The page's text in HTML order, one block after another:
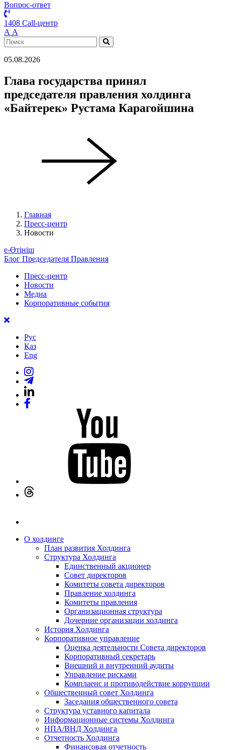
Вопрос-ответ
1408 Call-центр
А А
05.08.2026
Глава государства принял
председателя правления холдинга
«Байтерек» Рустама Карагойшина
Главная
Пресс-центр
Новости
е-Өтініш
Блог Председателя Правления
Пресс-центр
Новости
Медиа
Корпоративные события
Рус
Қаз
Eng
О холдинге
План развития Холдинга
Структура Холдинга
Единственный акционер
Совет директоров
Комитеты совета директоров
Правление холдинга
Комитеты правления
Организационная структура
Дочерние организации холдинга
История Холдинга
Корпоративное управление
Оценка деятельности Совета директоров
Корпоративный секретарь
Внешний и внутренний аудиты
Управление рисками
Комплаенс и противодействие коррупции
Общественный совет Холдинга
Заседания общественного совета
Структура уставного капитала
Информационные системы Холдинга
НПА/ВНД Холдинга
Отчетность Холдинга
Финансовая отчетность